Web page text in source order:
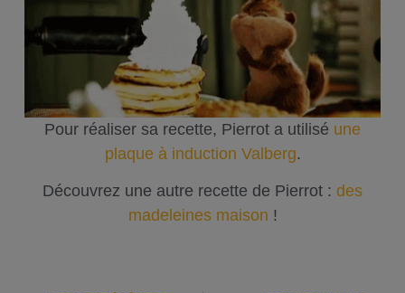
Pour réaliser sa recette, Pierrot a utilisé une
plaque à induction Valberg.
Découvrez une autre recette de Pierrot : des
madeleines maison !